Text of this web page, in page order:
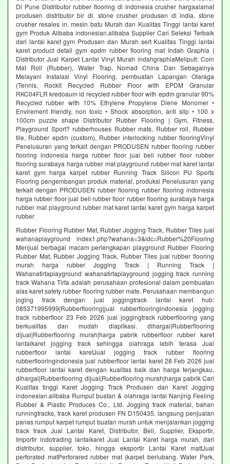
Di Pune Distributor rubber flooring di indonesia crusher hargaalamat
produsen distributor bir di. stone crusher produsen di india. stone
crusher resales in. mesin batu Murah dan Kualitas Tinggi lantai karet
gym Produk Alibaba indonesian.alibaba Supplier Cari Seleksi Terbaik
dari lantai karet gym Produsen dan Murah sert Kualitas Tinggi lantai
karet product detail gym epdm rubber flooring mat Indah Graphia |
Distributor Jual Karpet Lantai Vinyl Murah indahgraphiaMeliputi: Coin
Mat Roll (Rubber), Water Trap, Nomad China Dan Sebagainya
Melayani Instalasi Vinyl Flooring, pembuatan Lapangan Olaraga
(Tennis, Rockit Recycled Rubber Floor with EPDM Granular
RKC04FLR kredoaum id recycled rubber floor with epdm granular 90%
Recycled rubber with 10% Ethylene Propylene Diene Monomer •
Envirement friendly, non toxic • Shock absorption, anti slip • 100 x
100cm puzzle shape Distributor Rubber Flooring | Gym, Fitness,
Playground Sport? rubberhouses Rubber mats, Rubber roll, Rubber
tile, Rubber epdm (custom), Rubber interlocking rubber flooringVinyl
Penelusuran yang terkait dengan PRODUSEN rubber flooring rubber
flooring indonesia harga rubber floor jual beli rubber floor rubber
flooring surabaya harga rubber mat playground rubber mat karet lantai
karet gym harga karpet rubber Running Track Silicon PU Sports
Flooring pengembangan produk material, produksi Penelusuran yang
terkait dengan PRODUSEN rubber flooring rubber flooring indonesia
harga rubber floor jual beli rubber floor rubber flooring surabaya harga
rubber mat playground rubber mat karet lantai karet gym harga karpet
rubber
Rubber Flooring Rubber Mat, Rubber Jogging Track, Rubber Tiles jual
wahanaplayground index1.php?wahana=3&idc=Rubber%20Flooring
Menjual berbagai macam perlengkapan playground Rubber Flooring
Rubber Mat, Rubber Jogging Track, Rubber Tiles jual rubber flooring
murah harga rubber Jogging Track | Running Track |
Wahanatirtaplayground wahanatirtaplayground jogging track running
track Wahana Tirta adalah perusahaan profesional dalam pembuatan
alas karet safety rubber flooring rubber mate. Perusahaan membangun
joging track dengan jual joggingtrack lantai karet hub:
085371995999|Rubberflooring|jual rubberflooringindonesia jogging
track rubberfloor 23 Feb 2026 jual joggingtrack rubberflooring yang
berkualitas dan mudah diaplikasi. dihargai|Rubberflooring
dijual|Rubberflooring murah|harga pabrik rubberfloor rubber karet
lantaikaret jogging track sehingga olahraga lebih terasa Jual
rubberfloor lantai karetJual jogging track rubber flooring
rubberflooringindonesia jual rubberfloor lantai karet 28 Feb 2026 jual
rubberfloor lantai karet dengan kualitas baik dan harga terjangkau,
dihargai|Rubberflooring dijual|Rubberflooring murah|harga pabrik Cari
Kualitas tinggi Karet Jogging Track Produsen dan Karet Jogging
indonesian.alibaba Rumput buatan & olahraga lantai Nanjing Feeling
Rubber & Plastic Produces Co., Ltd. Jogging track material, bahan
runningtracks, track karet produsen FN D150435. langsung penjualan
panas rumput karpet rumput buatan murah untuk menjalankan jogging
track track Jual Lantai Karet, Distributor, Beli, Supplier, Eksportir,
Importir indotrading lantaikaret Jual Lantai Karet harga murah, dari
distributor, supplier, toko, hingga eksportir Lantai Karet mattJual
perforated matPerforared rubber mat (karpet berlubang. Water Park,